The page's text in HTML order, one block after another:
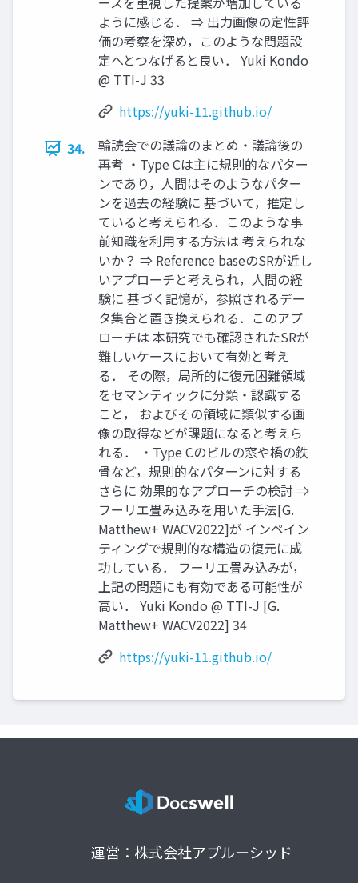
ように感じる． ⇒ 出力画像の定性評
価の考察を深め，このような問題設
定へとつなげると良い． Yuki Kondo
@ TTI-J 33
https://yuki-11.github.io/
34.
輪読会での議論のまとめ・議論後の
再考 ・Type Cは主に規則的なパター
ンであり，人間はそのようなパター
ンを過去の経験に 基づいて，推定し
ていると考えられる．このような事
前知識を利用する方法は 考えられな
いか？ ⇒ Reference baseのSRが近し
いアプローチと考えられ，人間の経
験に 基づく記憶が，参照されるデー
タ集合と置き換えられる．このアプ
ローチは 本研究でも確認されたSRが
難しいケースにおいて有効と考え
る． その際，局所的に復元困難領域
をセマンティックに分類・認識する
こと， およびその領域に類似する画
像の取得などが課題になると考えら
れる． ・Type Cのビルの窓や橋の鉄
骨など，規則的なパターンに対する
さらに 効果的なアプローチの検討 ⇒
フーリエ畳み込みを用いた手法[G.
Matthew+ WACV2022]が インペイン
ティングで規則的な構造の復元に成
功している． フーリエ畳み込みが，
上記の問題にも有効である可能性が
高い． Yuki Kondo @ TTI-J [G.
Matthew+ WACV2022] 34
https://yuki-11.github.io/
運営：株式会社アプルーシッド